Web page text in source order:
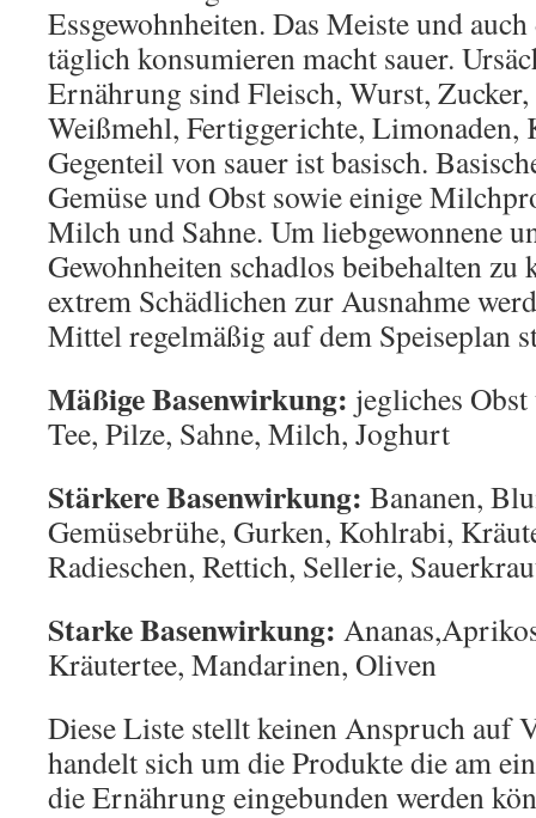
Essgewohnheiten. Das Meiste und
täglich konsumieren macht sauer.
Ernährung sind Fleisch, Wurst,
Weißmehl, Fertiggerichte, Limonaden,
Gegenteil von sauer ist basisch.
Gemüse und Obst sowie einige
Milch und Sahne. Um liebgewonnene
Gewohnheiten schadlos beibehalten zu
extrem Schädlichen zur Ausnahme
Mittel regelmäßig auf dem Speiseplan
Mäßige Basenwirkung: jegliches
Tee, Pilze, Sahne, Milch, Joghurt
Stärkere Basenwirkung: Bananen,
Gemüsebrühe, Gurken, Kohlrabi,
Radieschen, Rettich, Sellerie,
Starke Basenwirkung:
Kräutertee, Mandarinen, Oliven
Diese Liste stellt keinen Anspruch auf
handelt sich um die Produkte die am
die Ernährung eingebunden werden